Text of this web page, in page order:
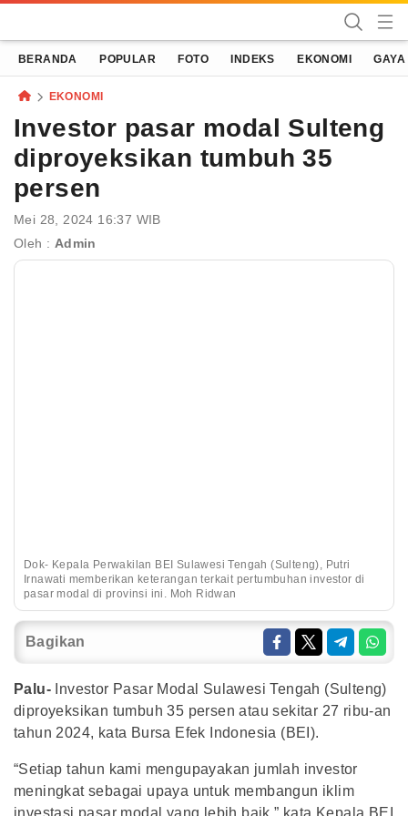
Terassulawesi
Kabar Menginspirasi
BERANDA POPULAR FOTO INDEKS EKONOMI
EKONOMI
Investor pasar modal Sulteng
diproyeksikan tumbuh 35
persen
Mei 28, 2024 16:37 WIB
Oleh : Admin
Dok- Kepala Perwakilan BEI Sulawesi Tengah (Sulteng), Putri
Irnawati memberikan keterangan terkait pertumbuhan investor di
pasar modal di provinsi ini. Moh Ridwan
Bagikan
Palu- Investor Pasar Modal Sulawesi Tengah (Sulteng)
diproyeksikan tumbuh 35 persen atau sekitar 27 ribu-an
tahun 2024, kata Bursa Efek Indonesia (BEI).
“Setiap tahun kami mengupayakan jumlah investor
meningkat sebagai upaya untuk membangun iklim
investasi pasar modal yang lebih baik,” kata Kepala BEI